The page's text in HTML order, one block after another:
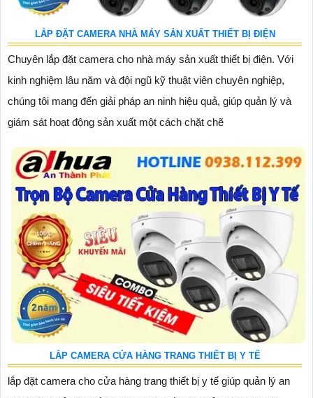
LẮP ĐẶT CAMERA NHÀ MÁY SẢN XUẤT THIẾT BỊ ĐIỆN
Chuyên lắp đặt camera cho nhà máy sản xuất thiết bị điện. Với
kinh nghiệm lâu năm và đội ngũ kỹ thuật viên chuyên nghiệp,
chúng tôi mang đến giải pháp an ninh hiệu quả, giúp quản lý và
giám sát hoạt động sản xuất một cách chặt chẽ
LẮP CAMERA CỬA HÀNG TRANG THIẾT BỊ Y TẾ
lắp đặt camera cho cửa hàng trang thiết bị y tế giúp quản lý an